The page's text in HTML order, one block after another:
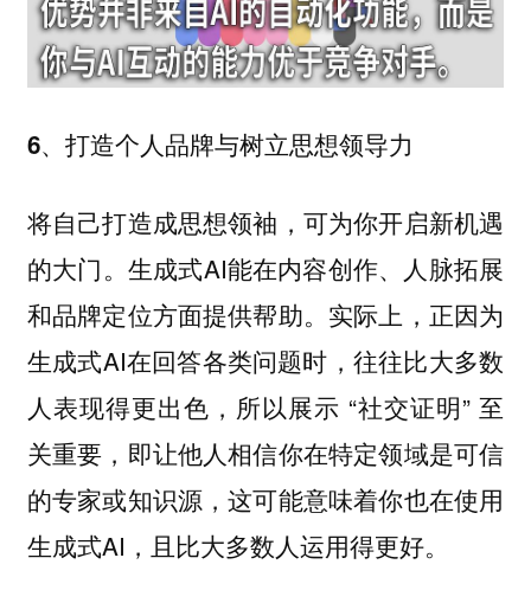
6、打造个人品牌与树立思想领导力
将自己打造成思想领袖，可为你开启新机遇
的大门。生成式AI能在内容创作、人脉拓展
和品牌定位方面提供帮助。实际上，正因为
生成式AI在回答各类问题时，往往比大多数
人表现得更出色，所以展示 “社交证明” 至
关重要，即让他人相信你在特定领域是可信
的专家或知识源，这可能意味着你也在使用
生成式AI，且比大多数人运用得更好。